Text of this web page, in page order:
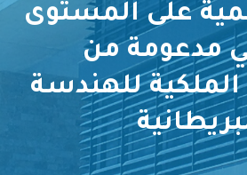
على المستوى
مدعومة من
الملكية للهندسة